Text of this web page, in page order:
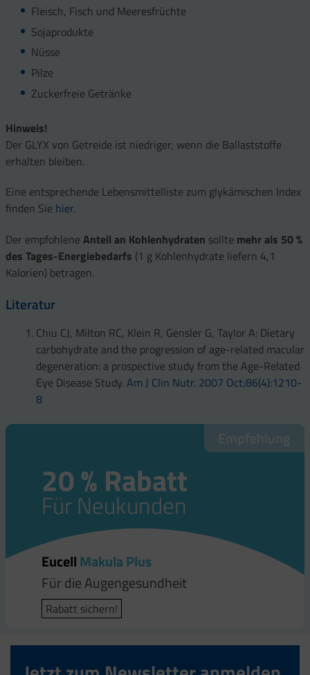
Fleisch, Fisch und Meeresfrüchte
Sojaprodukte
Nüsse
Pilze
Zuckerfreie Getränke
Hinweis!
Der GLYX von Getreide ist niedriger, wenn die Ballaststoffe
erhalten bleiben.
Eine entsprechende Lebensmittelliste zum glykämischen Index
finden Sie hier.
Der empfohlene Anteil an Kohlenhydraten sollte mehr als 50 %
des Tages-Energiebedarfs (1 g Kohlenhydrate liefern 4,1
Kalorien) betragen.
Literatur
Chiu CJ, Milton RC, Klein R, Gensler G, Taylor A: Dietary
carbohydrate and the progression of age-related macular
degeneration: a prospective study from the Age-Related
Eye Disease Study. Am J Clin Nutr. 2007 Oct;86(4):1210-
8
Empfehlung
20 % Rabatt
Für Neukunden
EucellMakula Plus
Für die Augengesundheit
Rabatt sichern!